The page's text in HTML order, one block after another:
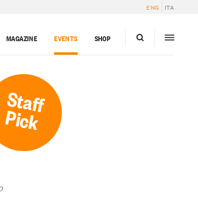
ENG ITA
MAGAZINE EVENTS SHOP
Staff
Pick